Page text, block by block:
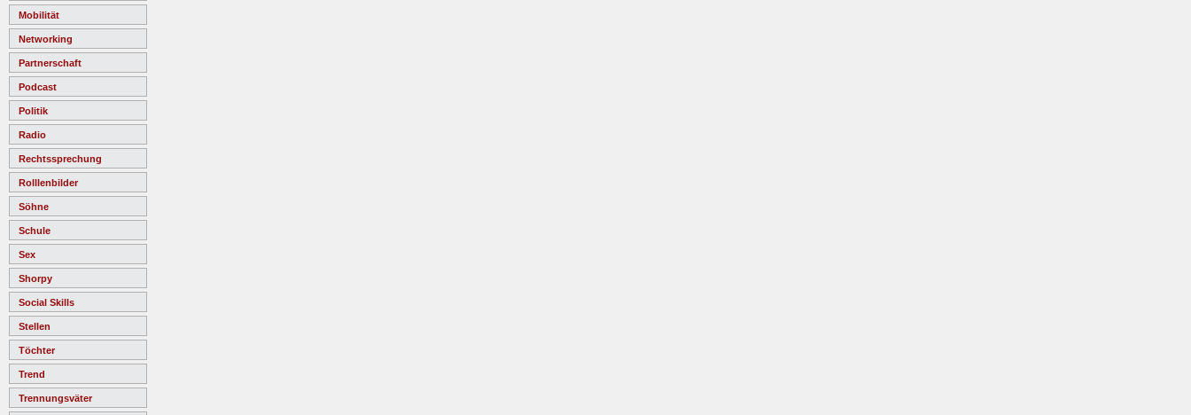
Mobilität
Networking
Partnerschaft
Podcast
Politik
Radio
Rechtssprechung
Rolllenbilder
Söhne
Schule
Sex
Shorpy
Social Skills
Stellen
Töchter
Trend
Trennungsväter